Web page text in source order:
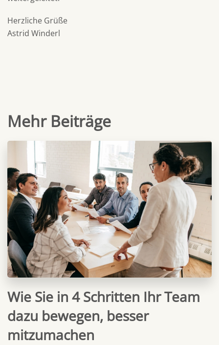
Herzliche Grüße
Astrid Winderl
Mehr Beiträge
Wie Sie in 4 Schritten Ihr Team
dazu bewegen, besser
mitzumachen